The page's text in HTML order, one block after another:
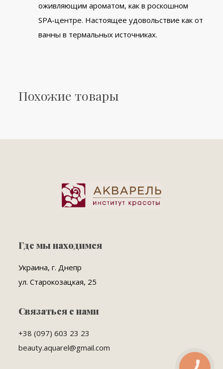
оживляющим ароматом, как в роскошном
SPA-центре. Настоящее удовольствие как от
ванны в термальных источниках.
Похожие товары
Где мы находимся
Украина, г. Днепр
ул. Старокозацкая, 25
Связаться с нами
+38 (097) 603 23 23
beauty.aquarel@gmail.com
КНОПКА